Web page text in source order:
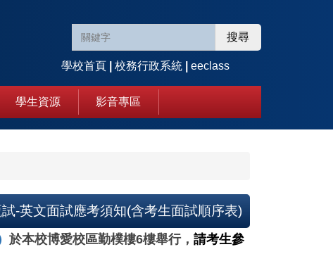
搜尋
學校首頁 校務行政系統 eeclass
學生資源 影音專區
-英文面試應考須知(含考生面試順序表)
於本校博愛校區勤樸樓6樓舉行， 請考生參